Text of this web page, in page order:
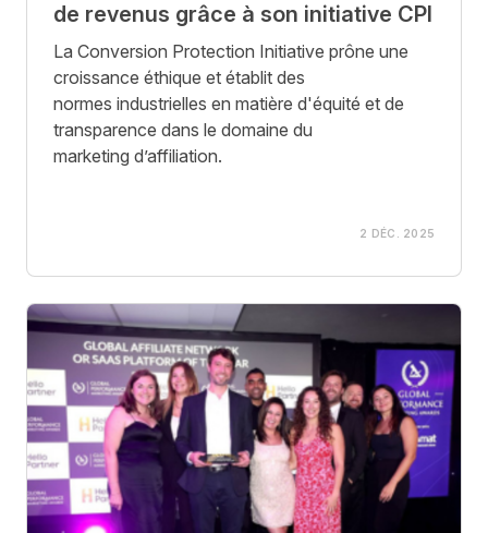
de revenus grâce à son initiative CPI
La Conversion Protection Initiative prône une
croissance éthique et établit des
normes industrielles en matière d'équité et de
transparence dans le domaine du
marketing d’affiliation.
2 DÉC. 2025